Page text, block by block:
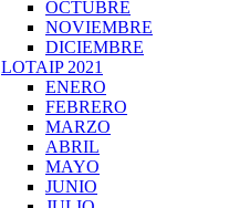
OCTUBRE
NOVIEMBRE
DICIEMBRE
LOTAIP 2021
ENERO
FEBRERO
MARZO
ABRIL
MAYO
JUNIO